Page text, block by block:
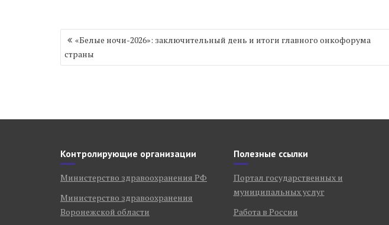
Навигация
по
записям
«Белые ночи-2026»: заключительный день и итоги главного онкофорума
страны
Контролирующие организации
Министерство здравоохранения РФ
Министерство здравоохранения
Воронежской области
Полезные ссылки
Портал государственных и
муниципальных услуг
Работа в России